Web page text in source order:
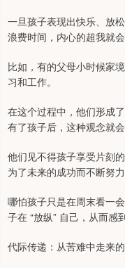
一旦孩子表现出快乐、放
浪费时间，内心的超我就会
比如，有的父母小时候家
习和工作。
在这个过程中，他们形成
有了孩子后，这种观念就
他们见不得孩子享受片刻
为了未来的成功而不断努力
哪怕孩子只是在周末看一
子在 “放纵” 自己，从而感
代际传递：从苦难中走来